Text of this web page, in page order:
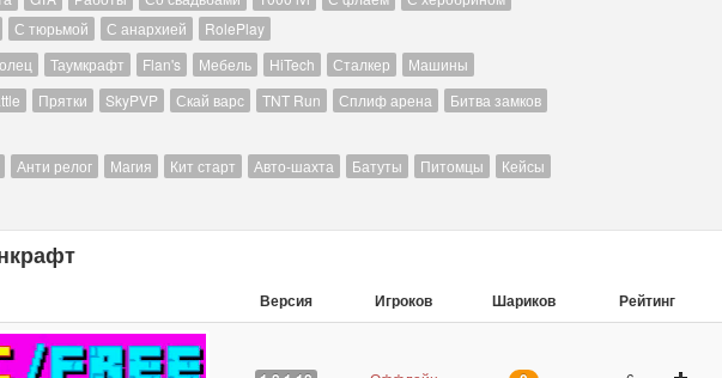
С тюрьмой С анархией
RolePlay
Таумкрафт Flan's Мебель HiTech Сталкер
Машины
Прятки SkyPVP Скай варс TNT Run Сплиф арена
Битва замков
Анти релог Магия Кит старт Авто-шахта Батуты Питомцы
Кейсы
Версия Игроков Шариков Рейтинг